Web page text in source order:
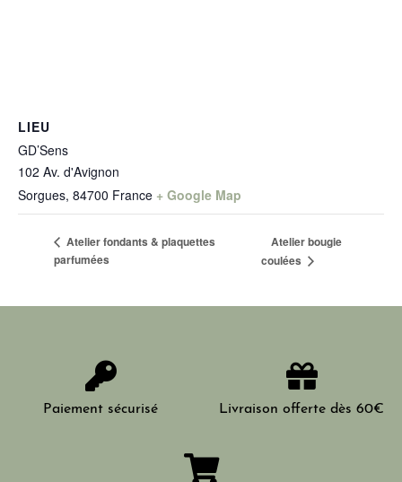
LIEU
GD’Sens
102 Av. d'Avignon
Sorgues, 84700 France + Google Map
Atelier fondants & plaquettes
parfumées
Atelier bougie
coulées
Paiement sécurisé Livraison offerte dès 60€